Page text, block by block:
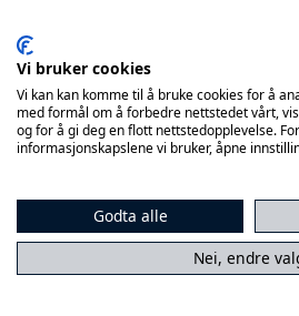
Bergen Håndball
Kokstadvegen 46
5257 Kokstad
Vi bruker cookies
Vi kan kan komme til å bruke cookies for å
med formål om å forbedre nettstedet vårt,
og for å gi deg en flott nettstedopplevelse.
informasjonskapslene vi bruker, åpne
Godta alle
Nei, endre